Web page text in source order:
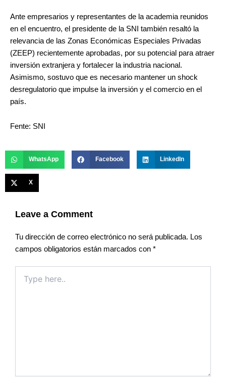
Ante empresarios y representantes de la academia reunidos
en el encuentro, el presidente de la SNI también resaltó la
relevancia de las Zonas Económicas Especiales Privadas
(ZEEP) recientemente aprobadas, por su potencial para atraer
inversión extranjera y fortalecer la industria nacional.
Asimismo, sostuvo que es necesario mantener un shock
desregulatorio que impulse la inversión y el comercio en el
país.
Fente: SNI
WhatsApp Facebook LinkedIn
X
Leave a Comment
Tu dirección de correo electrónico no será publicada. Los
campos obligatorios están marcados con *
here..